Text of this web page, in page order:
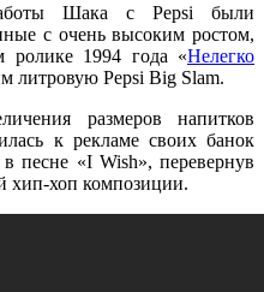
Шака с Pepsi были
с очень высоким ростом,
ролике 1994 года «Нелегко
литровую Pepsi Big Slam.
размеров напитков
к рекламе своих банок
песне «I Wish», перевернув
хип-хоп композиции.